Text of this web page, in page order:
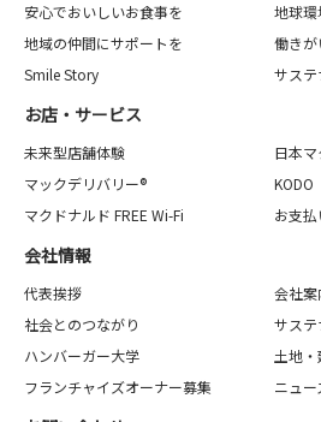
安心でおいしいお食事を
地球環
地域の仲間にサポートを
働きが
Smile Story
サステ
お店・サービス
未来型店舗体験
日本
マックデリバリー®
KODO
マクドナルド FREE Wi-Fi
お支
会社情報
代表挨拶
会社案
社会とのつながり
サステ
ハンバーガー大学
土地
フランチャイズオーナー募集
ニュー